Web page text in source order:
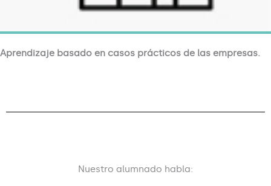
Aprendizaje basado en casos prácticos de las empresas.
Nuestro alumnado habla: